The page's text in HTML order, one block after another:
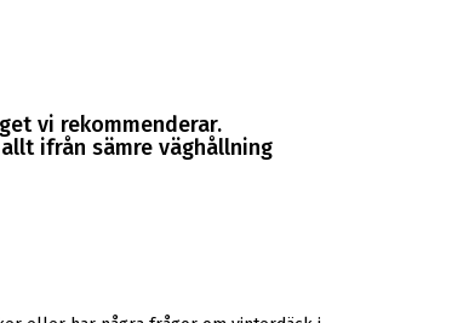
vi rekommenderar.
ifrån sämre väghållning